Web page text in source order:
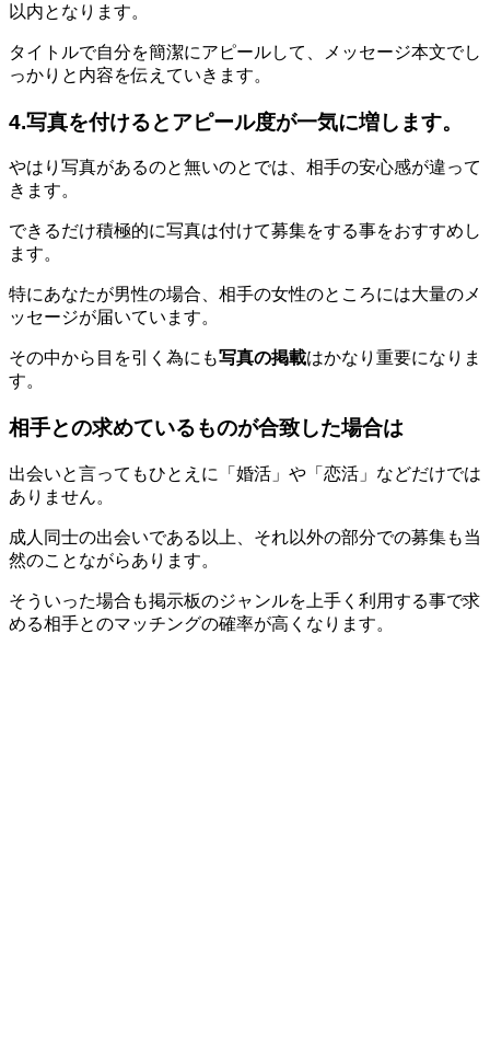
以内となります。
タイトルで自分を簡潔にアピールして、メッセージ本文でし
っかりと内容を伝えていきます。
4.写真を付けるとアピール度が一気に増します。
やはり写真があるのと無いのとでは、相手の安心感が違って
きます。
できるだけ積極的に写真は付けて募集をする事をおすすめし
ます。
特にあなたが男性の場合、相手の女性のところには大量のメ
ッセージが届いています。
その中から目を引く為にも写真の掲載はかなり重要になりま
す。
相手との求めているものが合致した場合は
出会いと言ってもひとえに「婚活」や「恋活」などだけでは
ありません。
成人同士の出会いである以上、それ以外の部分での募集も当
然のことながらあります。
そういった場合も掲示板のジャンルを上手く利用する事で求
める相手とのマッチングの確率が高くなります。